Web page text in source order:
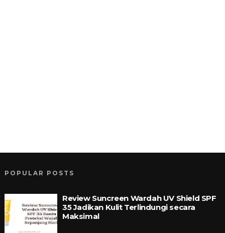
POPULAR POSTS
Review Suncreen Wardah UV Shield SPF
35 Jadikan Kulit Terlindungi secara
Maksimal